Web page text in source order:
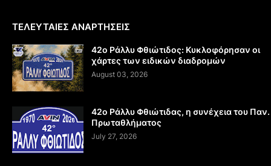
ΤΕΛΕΥΤΑΙΕΣ ΑΝΑΡΤΗΣΕΙΣ
42ο Ράλλυ Φθιώτιδος: Κυκλοφόρησαν οι
χάρτες των ειδικών διαδρομών
August 03, 2026
42ο Ράλλυ Φθιώτιδας, η συνέχεια του Παν.
Πρωταθλήματος
July 27, 2026